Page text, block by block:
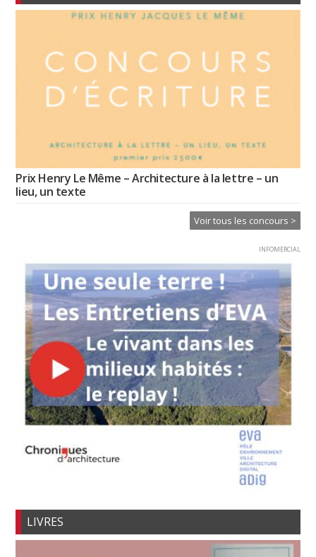
Prix Henry Le Même – Architecture à la lettre – un
lieu, un texte
Voir tous les concours >
INFOMERCIAL
LIVRES